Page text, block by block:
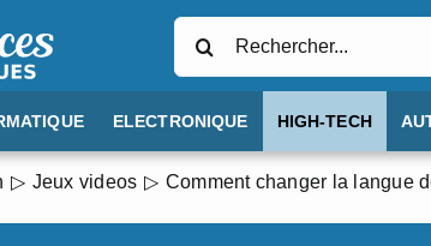
ELECTRONIQUE HIGH-TECH
Jeux videos Comment changer la langue